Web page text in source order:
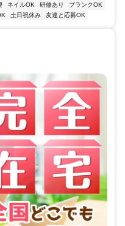
ネイルOK 研修あり
ブランクOK
土日祝休み 友達と応募OK